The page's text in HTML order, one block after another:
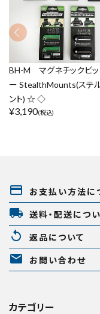
BH-M マグネチックビッ
ー StealthMounts(ステ
ント) ☆ ◇
¥3,190(税込)
payment お支払い方法に
local_shipping 送料・配送につ
replay 返品について
mail お問い合わせ
カテゴリー